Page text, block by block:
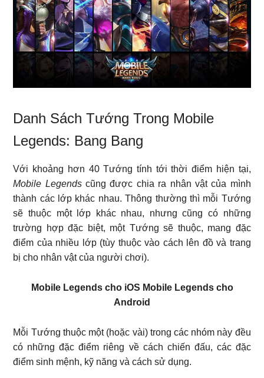
Danh Sách Tướng Trong Mobile
Legends: Bang Bang
Với khoảng hơn 40 Tướng tính tới thời điểm hiện tại,
Mobile Legendscũng được chia ra nhân vật của mình
thành các lớp khác nhau. Thông thường thì mỗi Tướng
sẽ thuộc một lớp khác nhau, nhưng cũng có những
trường hợp đặc biệt, một Tướng sẽ thuộc, mang đặc
điểm của nhiều lớp (tùy thuộc vào cách lên đồ và trang
bị cho nhân vật của người chơi).
Mobile Legends cho iOS Mobile Legends cho
Android
Mỗi Tướng thuộc một (hoặc vài) trong các nhóm này đều
có những đặc điểm riêng về cách chiến đấu, các đặc
điểm sinh mệnh, kỹ năng và cách sử dụng.